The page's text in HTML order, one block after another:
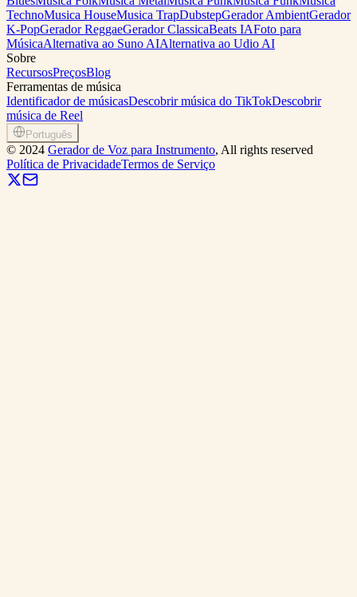
TechnoMusica HouseMusica TrapDubstepGerador AmbientGerador
K-PopGerador ReggaeGerador ClassicaBeats IAFoto para
MúsicaAlternativa ao Suno AIAlternativa ao Udio AI
Sobre
RecursosPreçosBlog
Ferramentas de música
Identificador de músicasDescobrir música do TikTokDescobrir
música de Reel
Português
© 2024 Gerador de Voz para Instrumento, All rights reserved
Política de PrivacidadeTermos de Serviço